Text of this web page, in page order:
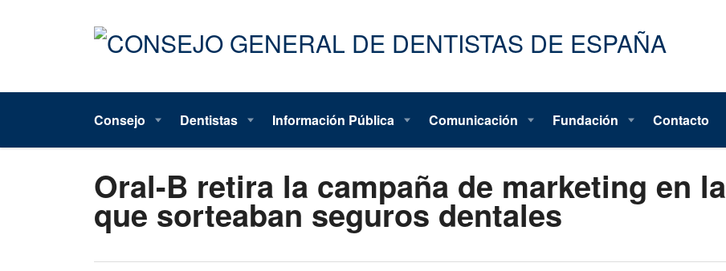
Consejo Dentistas Información Pública Comunicación Fundación Contacto
Oral-B retira la campaña de marketing en la
que sorteaban seguros dentales